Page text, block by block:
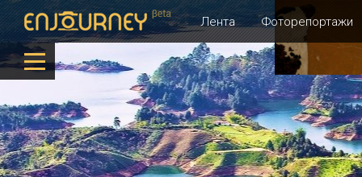
Лента Фоторепортажи